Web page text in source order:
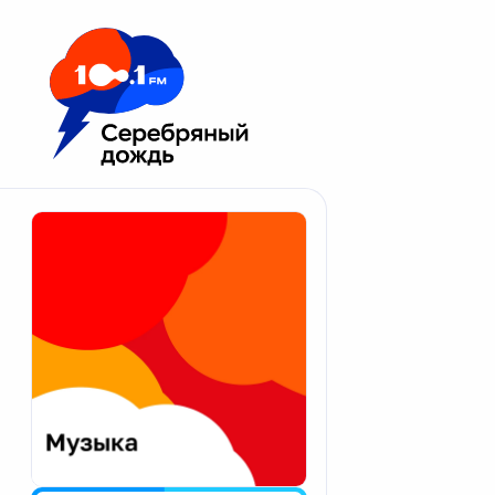
Москва 100.1 FM
Апатиты
Екатеринбург
Калининград
Калуга